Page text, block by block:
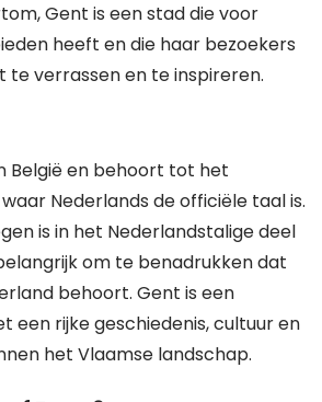
Gent is een stad die voor
heeft en die haar bezoekers
te verrassen en te inspireren.
België en behoort tot het
Nederlands de officiële taal is.
is in het Nederlandstalige deel
om te benadrukken dat
behoort. Gent is een
een rijke geschiedenis, cultuur en
het Vlaamse landschap.